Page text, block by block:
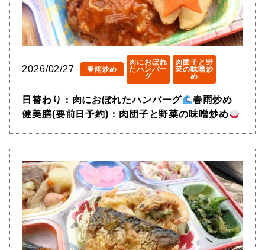
2026/02/27 春雨炒め
肉におぼれ
たハンバー
グ
肉団子と野
菜の味噌炒
め
日替わり：肉におぼれたハンバーグ
春雨炒め
健美膳(要前日予約)：肉団子と野菜の味噌炒め